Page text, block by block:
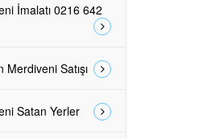
İmalatı 0216 642
Merdiveni Satışı
Satan Yerler